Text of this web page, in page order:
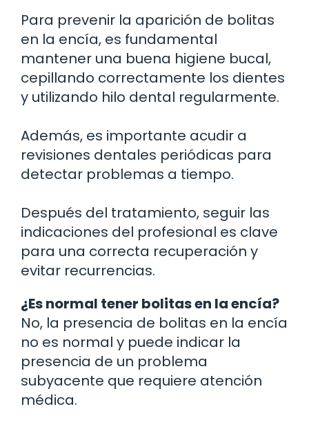
Para prevenir la aparición de bolitas
en la encía, es fundamental
mantener una buena higiene bucal,
cepillando correctamente los dientes
y utilizando hilo dental regularmente.
Además, es importante acudir a
revisiones dentales periódicas para
detectar problemas a tiempo.
Después del tratamiento, seguir las
indicaciones del profesional es clave
para una correcta recuperación y
evitar recurrencias.
¿Es normal tener bolitas en la encía?
No, la presencia de bolitas en la encía
no es normal y puede indicar la
presencia de un problema
subyacente que requiere atención
médica.